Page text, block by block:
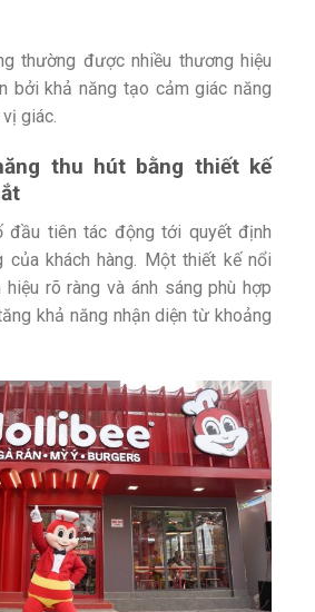
thường được nhiều thương hiệu
bởi khả năng tạo cảm giác năng
giác.
thu hút bằng thiết kế
đầu tiên tác động tới quyết định
của khách hàng. Một thiết kế nổi
rõ ràng và ánh sáng phù hợp
khả năng nhận diện từ khoảng